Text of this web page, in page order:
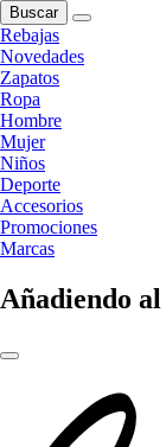
Buscar
Rebajas
Novedades
Zapatos
Ropa
Hombre
Mujer
Niños
Deporte
Accesorios
Promociones
Marcas
Añadiendo